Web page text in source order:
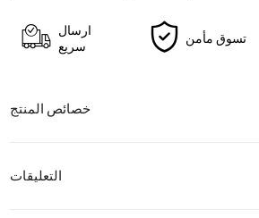
ارسال
سريع
تسوق مأمن
خصائص المنتج
التعليقات